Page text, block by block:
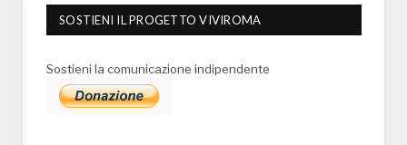
SOSTIENI IL PROGETTO VIVIROMA
Sostieni la comunicazione indipendente